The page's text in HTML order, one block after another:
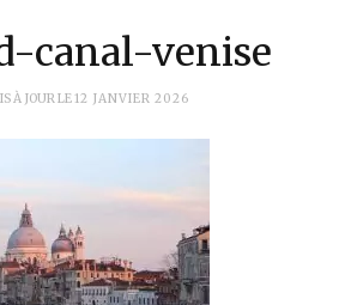
canal-venise
À JOUR LE12 JANVIER 2026